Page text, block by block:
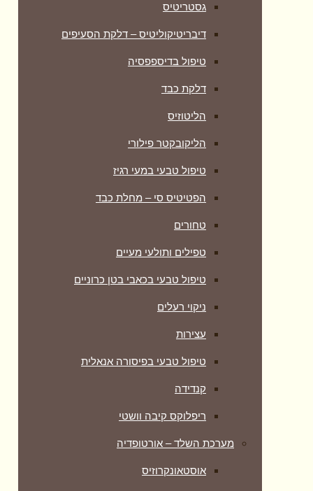
גסטריטיס
דיבריטיקוליטיס – דלקת הסעיפים
טיפול בדיספפסיה
דלקת כבד
הליטוזיס
הליקובקטר פילורי
טיפול טבעי במעי רגיז
הפטיטיס סי – מחלת כבד
טחורים
טפילים ותולעי מעיים
טיפול טבעי בכאבי בטן כרוניים
ניקוי רעלים
עצירות
טיפול טבעי בפיסורה אנאלית
קנדידה
ריפלוקס קיבה וושטי
מערכת השלד – אורטופדיה
אוסטאונקרוזיס